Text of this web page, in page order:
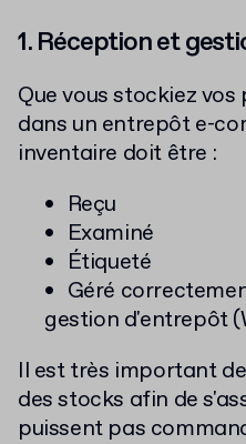
1. Réception et
Que vous stockiez
dans un entrepôt e-
inventaire doit être :
Reçu
Examiné
Étiqueté
Géré
gestion d'entrepôt
Il est très important
des stocks afin de
puissent pas